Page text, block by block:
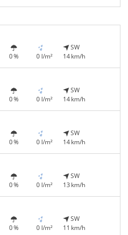
0 % 0 l/m²
SW
14 km/h
0 % 0 l/m²
SW
14 km/h
0 % 0 l/m²
SW
14 km/h
0 % 0 l/m²
SW
13 km/h
0 % 0 l/m²
SW
11 km/h